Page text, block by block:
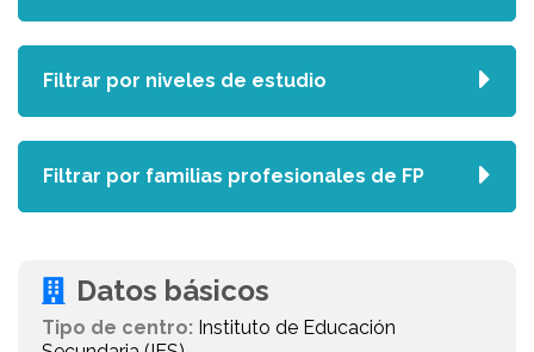
Datos básicos
Tipo de centro: Instituto de Educación
Filtrar por niveles de estudio
Filtrar por familias profesionales de FP